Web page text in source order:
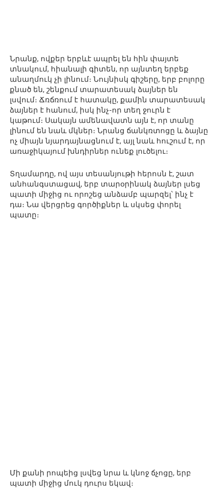
Նրանք, ովքեր երբևէ ապրել են հին փայտե
տնակում, հիանալի գիտեն, որ այնտեղ երբեք
անաղմուկ չի լինում։ Նույնիսկ գիշերը, երբ բոլորը
քնած են, շենքում տարատեսակ ձայներ են
լսվում։ Ճռճռում է հատակը, քամին տարատեսակ
ձայներ է հանում, իսկ ինչ-որ տեղ ջուրն է
կաթում։ Սակայն ամենավատն այն է, որ տանը
լինում են նաև մկներ։ Նրանց ճանկռտոցը և ձայնը
ոչ միայն նյարդայնացնում է, այլ նաև հուշում է, որ
առաջիկայում խնդիրներ ունեք լուծելու։
Տղամարդը, ով այս տեսանյութի հերոսն է, շատ
անհանգստացավ, երբ տարօրինակ ձայներ լսեց
պատի միջից ու որոշեց անձամբ պարզել՝ ինչ է
դա։ Նա վերցրեց գործիքներ և սկսեց փորել
պատը։
Մի քանի րոպեից լսվեց նրա և կնոջ ճչոցը, երբ
պատի միջից մուկ դուրս եկավ։